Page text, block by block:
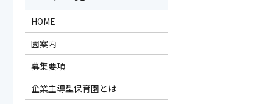
HOME
園案内
募集要項
企業主導型保育園とは